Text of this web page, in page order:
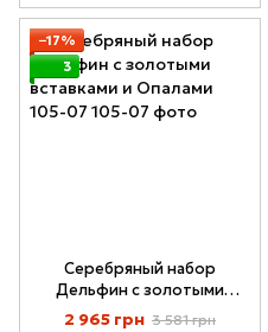
−17%
3
Серебряный набор
Дельфин с золотыми
вставками и Опалами 105-
2 965 грн 3 581 грн